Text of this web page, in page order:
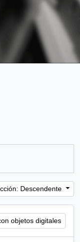
Descendente
objetos digitales